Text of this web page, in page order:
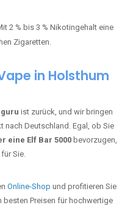
2 % bis 3 % Nikotingehalt eine
Zigaretten.
in Holsthum
ist zurück, und wir bringen
nach Deutschland. Egal, ob Sie
eine Elf Bar 5000 bevorzugen,
Sie.
Online-Shop und profitieren Sie
besten Preisen für hochwertige